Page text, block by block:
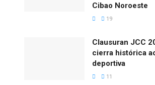
Cibao Noroeste
19
Clausuran JCC
cierra histórica
deportiva
11